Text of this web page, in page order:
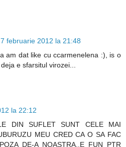
7 februarie 2012 la 21:48
am dat like cu ccarmenelena :), is o
e sfarsitul virozei...
la 22:12
DIN SUFLET SUNT CELE MAI
MEU CRED CA O SA FAC
DE-A NOASTRA..E FUN PTR